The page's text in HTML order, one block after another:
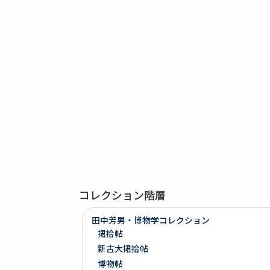
コレクション階層
田中芳男・博物学コレクション
捃拾帖
新古大捃拾帖
博物帖